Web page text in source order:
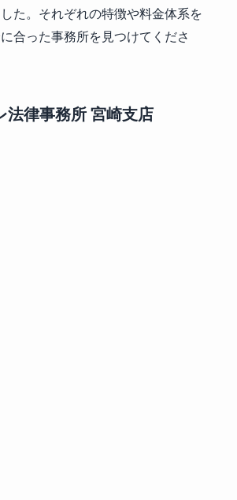
た。それぞれの特徴や料金体系を
合った事務所を見つけてくださ
法律事務所 宮崎支店